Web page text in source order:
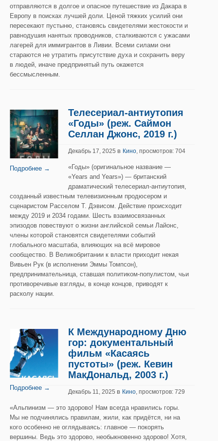
отправляются в долгое и опасное путешествие из Дакара в
Европу в поисках лучшей доли. Ценой тяжких усилий они
пересекают пустыню, становясь свидетелями жестокости и
равнодушия нанятых проводников, сталкиваются с ужасами
лагерей для иммигрантов в Ливии. Всеми силами они
стараются не утратить присутствие духа и сохранить веру
в людей, иначе предпринятый путь окажется
бессмысленным.
Подробнее →
Телесериал-антиутопия
«Годы» (реж. Саймон
Селлан Джонс, 2019 г.)
Декабрь 17, 2025 в Кино, просмотров: 704
«Годы» (оригинальное название —
«Years and Years») — британский
драматический телесериал-антиутопия,
созданный известным телевизионным продюсером и
сценаристом Расселом Т. Дэвисом. Действие происходит
между 2019 и 2034 годами. Шесть взаимосвязанных
эпизодов повествуют о жизни английской семьи Лайонс,
члены которой становятся свидетелями событий
глобального масштаба, влияющих на всё мировое
сообщество. В Великобритании к власти приходит некая
Вивьен Рук (в исполнении Эммы Томпсон),
предпринимательница, ставшая политиком-популистом, чьи
противоречивые взгляды, в конце концов, приводят к
расколу нации.
Подробнее →
К Международному Дню
гор: документальный
фильм «Касаясь
пустоты» (реж. Кевин
МакДональд, 2003 г.)
Декабрь 11, 2025 в Кино, просмотров: 729
«Альпинизм — это здорово! Нам всегда нравились горы.
Мы не подчинялись правилам, жили, как придётся, ни на
кого особенно не оглядываясь: главное — покорять
вершины. Ведь это здорово, необыкновенно здорово! Хотя,